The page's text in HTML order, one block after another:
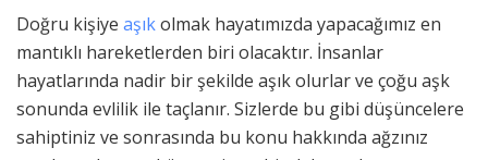
Doğru kişiye aşıkolmak hayatımızda yapacağımız en
mantıklı hareketlerden biri olacaktır. İnsanlar
hayatlarında nadir bir şekilde aşık olurlar ve çoğu aşk
sonunda evlilik ile taçlanır. Sizlerde bu gibi düşüncelere
sahiptiniz ve sonrasında bu konu hakkında ağzınız